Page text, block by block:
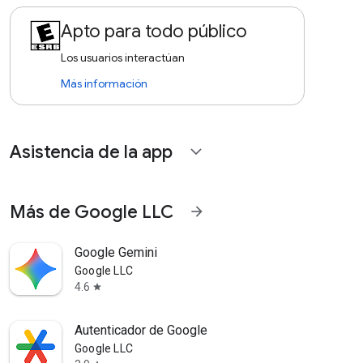
Apto para todo público
Los usuarios interactúan
Más información
Asistencia de la app expand_more
Más de Google LLC arrow_forward
Google Gemini
Google LLC
4.6 star
Autenticador de Google
Google LLC